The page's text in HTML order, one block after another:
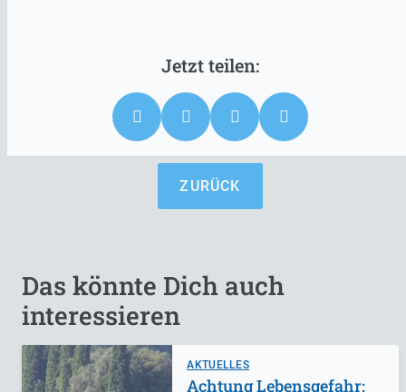
ZURÜCK
Das könnte Dich auch
interessieren
AKTUELLES
Achtung Lebensgefahr: